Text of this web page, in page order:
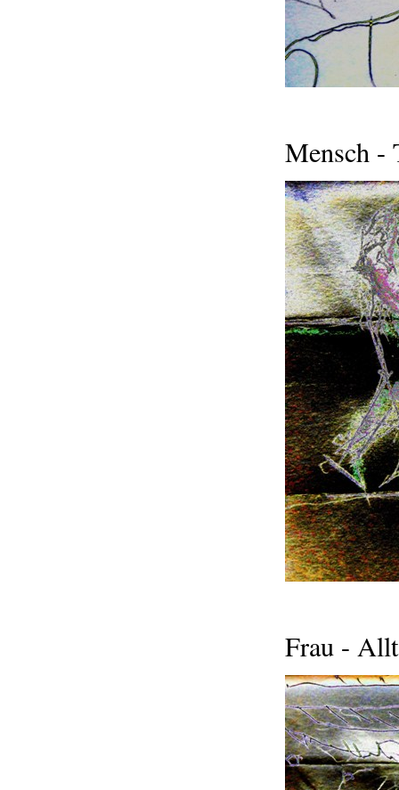
Mensch -
Frau -